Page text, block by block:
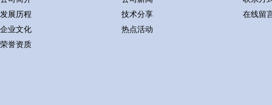
发展历程
企业文化
荣誉资质
技术分享
热点活动
在线留